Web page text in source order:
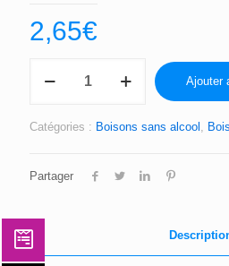
2,65€
D'ANANAS
Ajouter
Catégories : Boisons sans alcool
Partager